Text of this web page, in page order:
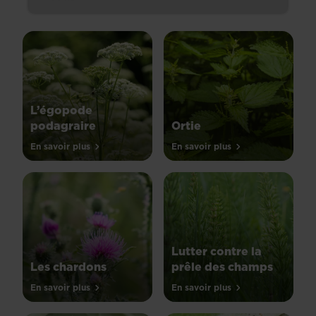
L’égopode
podagraire
En savoir plus
Ortie
En savoir plus
Les chardons
En savoir plus
Lutter contre la
prêle des champs
En savoir plus